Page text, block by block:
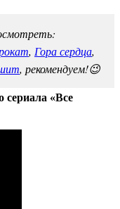
, Гора сердца,
, рекомендуем!😉
сериала «Все